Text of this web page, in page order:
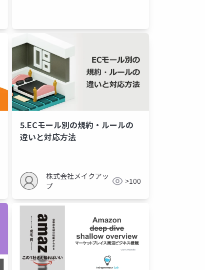
5.ECモール別の規約・ルールの
違いと対応方法
株式会社メイクアッ
プ
>100